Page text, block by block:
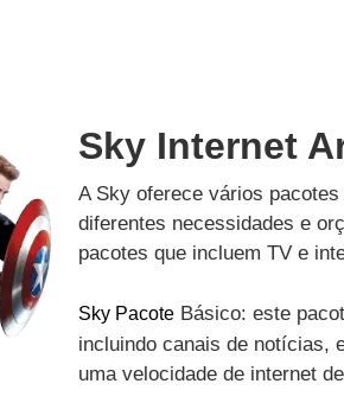
Sky Internet
A Sky oferece vários
diferentes necessidades e
pacotes que incluem TV e
Sky Pacote Básico: este
incluindo canais de notícias,
uma velocidade de internet